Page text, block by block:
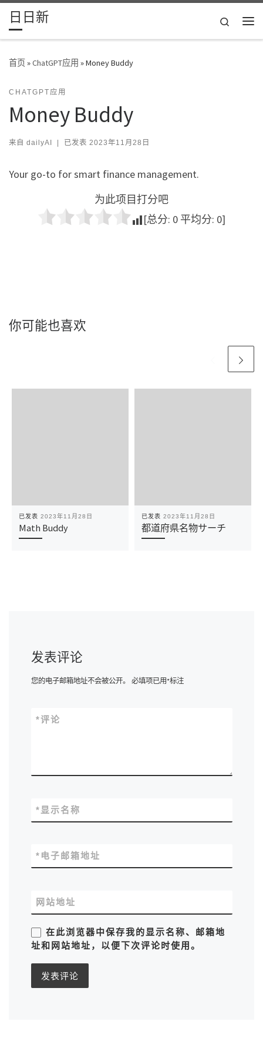
Skip to content
日日新
Search
首页»ChatGPT应用 »Money Buddy
CHATGPT应用
Money Buddy
来自 dailyAI | 已发表 2023年11月28日
Your go-to for smart finance management.
为此项目打分吧
[总分: 0 平均分: 0]
你可能也喜欢
已发表 2023年11月28日
Math Buddy
已发表 2023年11月28日
都道府県名物サーチ
发表评论
您的电子邮箱地址不会被公开。 必填项已用*标注
评论
*
显示名称
*
电子邮箱地址
*
网站地址
在此浏览器中保存我的显示名称、邮箱地
址和网站地址，以便下次评论时使用。